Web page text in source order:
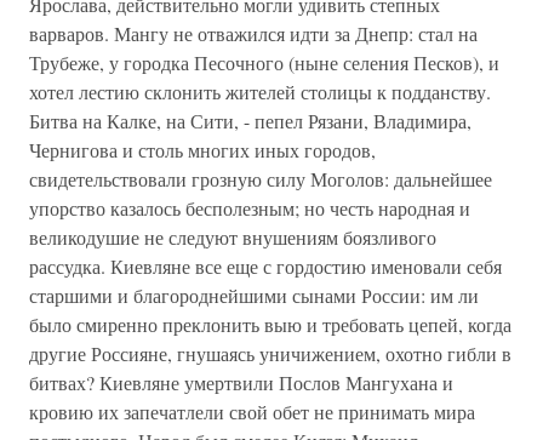
варваров. Мангу не отважился идти за Днепр: стал на
Трубеже, у городка Песочного (ныне селения Песков), и
хотел лестию склонить жителей столицы к подданству.
Битва на Калке, на Сити, - пепел Рязани, Владимира,
Чернигова и столь многих иных городов,
свидетельствовали грозную силу Моголов: дальнейшее
упорство казалось бесполезным; но честь народная и
великодушие не следуют внушениям боязливого
рассудка. Киевляне все еще с гордостию именовали себя
старшими и благороднейшими сынами России: им ли
было смиренно преклонить выю и требовать цепей, когда
другие Россияне, гнушаясь уничижением, охотно гибли в
битвах? Киевляне умертвили Послов Мангухана и
кровию их запечатлели свой обет не принимать мира